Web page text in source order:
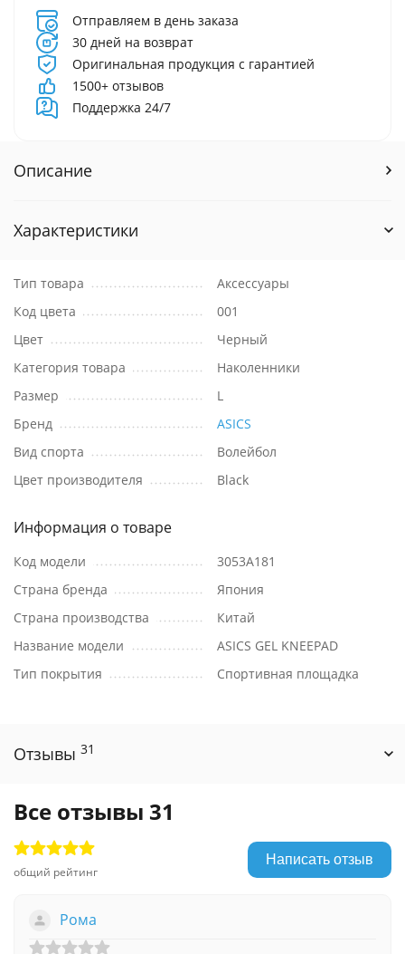
Отправляем в день заказа
30 дней на возврат
Оригинальная продукция с гарантией
1500+ отзывов
Поддержка 24/7
Описание
Характеристики
Тип товара
Аксессуары
Код цвета
001
Цвет
Черный
Категория товара
Наколенники
Размер
L
Бренд
ASICS
Вид спорта
Волейбол
Цвет производителя
Black
Информация о товаре
Код модели
3053A181
Страна бренда
Япония
Страна производства
Китай
Название модели
ASICS GEL KNEEPAD
Тип покрытия
Спортивная площадка
Отзывы 31
Все отзывы 31
общий рейтинг
Написать отзыв
Рома